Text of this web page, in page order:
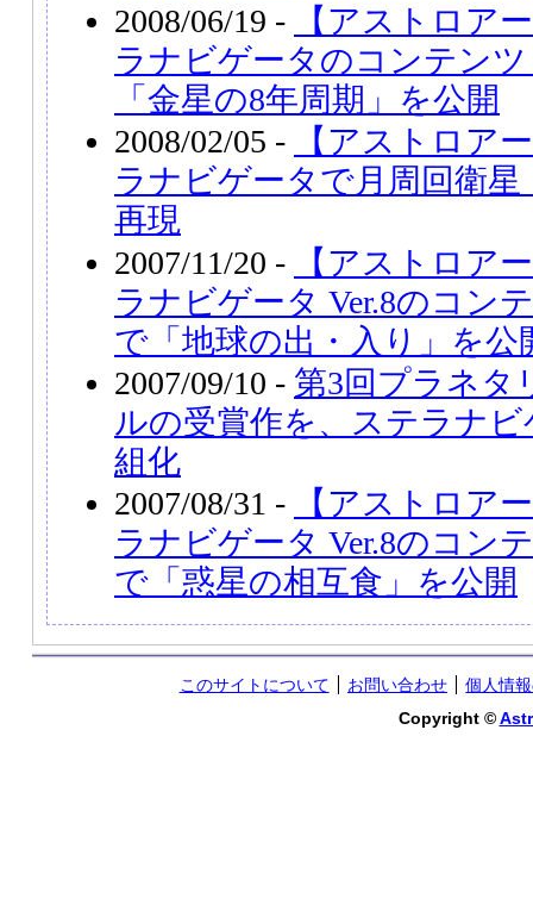
2008/06/19 -
【アストロア
ラナビゲータのコンテン
「金星の8年周期」を公開
2008/02/05 -
【アストロア
ラナビゲータで月周回衛
再現
2007/11/20 -
【アストロア
ラナビゲータ Ver.8のコン
で「地球の出・入り」を公
2007/09/10 - 第3回プラネタ
ルの受賞作を、ステラナビ
組化
2007/08/31 -
【アストロア
ラナビゲータ Ver.8のコン
で「惑星の相互食」を公開
このサイトについて お問い合わせ
個人情
Copyright ©